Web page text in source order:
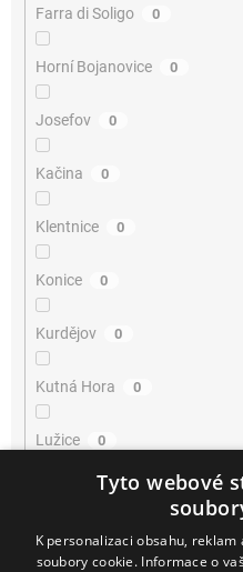
Farra di Soligo 0
Horní Bojanovice 0
Josefov 0
Kačina 0
Klentnice 0
Konice 0
Kurdějov 0
Kutná Hora 0
Lužice 0
0
Mikulov 4
Tyto webové
K personalizaci obsahu,
soubory cookie. Informace o